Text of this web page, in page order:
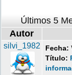
Últimos 5
Autor
silvi_1982 Fecha:
Título: